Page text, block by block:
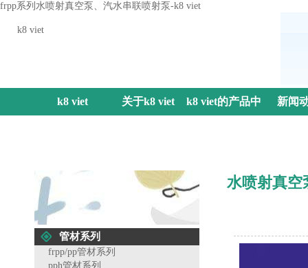
frpp系列水喷射真空泵、汽水串联喷射泵-k8 viet
k8 viet
k8 viet 关于k8 viet k8 viet的产品中 新闻
管材系列
frpp/pp管材系列
pph管材系列
水喷射真空